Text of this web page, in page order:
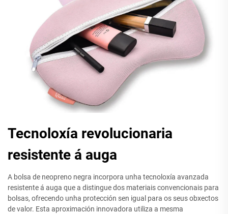
Tecnoloxía revolucionaria
resistente á auga
A bolsa de neopreno negra incorpora unha tecnoloxía avanzada
resistente á auga que a distingue dos materiais convencionais para
bolsas, ofrecendo unha protección sen igual para os seus obxectos
de valor. Esta aproximación innovadora utiliza a mesma